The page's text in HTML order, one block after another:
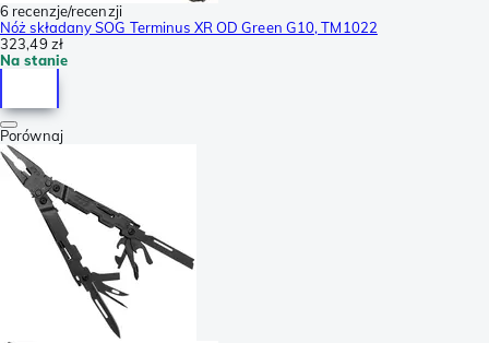
6 recenzje/recenzji
Nóż składany SOG Terminus XR OD Green G10, TM1022
323,49 zł
Na stanie
Porównaj